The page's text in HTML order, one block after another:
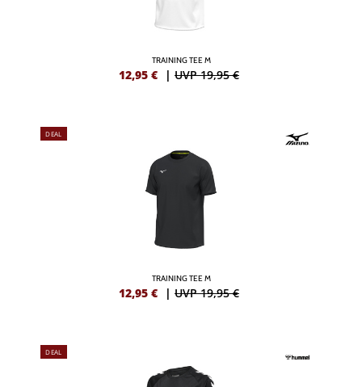
TRAINING TEE M
12,95 € | UVP 19,95 €
DEAL
TRAINING TEE M
12,95 € | UVP 19,95 €
DEAL